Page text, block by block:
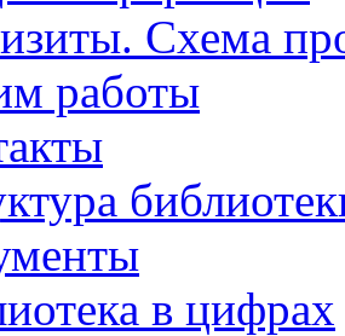
Схема
работы
в цифрах